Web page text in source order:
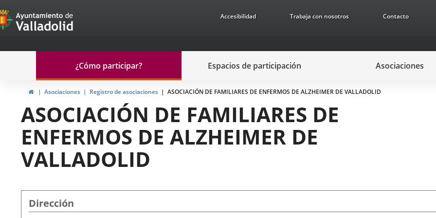
Portal
de
Participación
Accesibilidad Trabaja con nosotros Contacto
navegación
Participación
¿Cómo participar? Espacios de participación Asociaciones
InicioAsociaciones Registro de asociaciones ASOCIACIÓN DE FAMILIARES DE ENFERMOS DE ALZHEIMER DE VALLADOLID
ASOCIACIÓN DE FAMILIARES DE
ENFERMOS DE ALZHEIMER DE
VALLADOLID
Dirección